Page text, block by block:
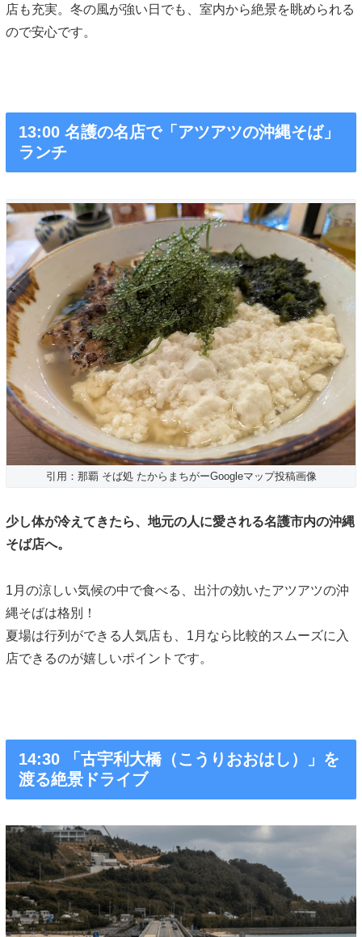
店も充実。冬の風が強い日でも、室内から絶景を眺められる
ので安心です。
13:00 名護の名店で「アツアツの沖縄そば」
ランチ
引用：那覇 そば処 たからまちがーGoogleマップ投稿画像
少し体が冷えてきたら、地元の人に愛される名護市内の沖縄
そば店へ。
1月の涼しい気候の中で食べる、出汁の効いたアツアツの沖
縄そばは格別！
夏場は行列ができる人気店も、1月なら比較的スムーズに入
店できるのが嬉しいポイントです。
14:30 「古宇利大橋（こうりおおはし）」を
渡る絶景ドライブ